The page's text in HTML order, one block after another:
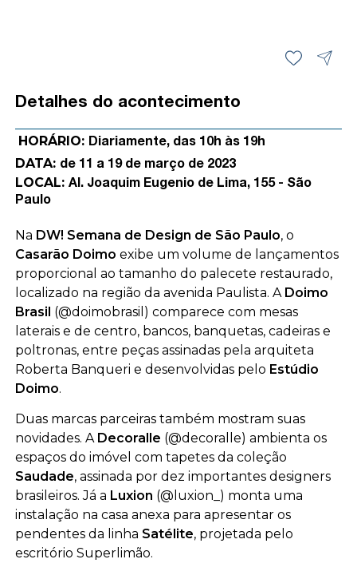
Detalhes do acontecimento
HORÁRIO: Diariamente, das 10h às 19h
DATA: de 11 a 19 de março de 2023
LOCAL: Al. Joaquim Eugenio de Lima, 155 - São
Paulo
Na DW! Semana de Design de São Paulo, o
Casarão Doimo exibe um volume de lançamentos
proporcional ao tamanho do palecete restaurado,
localizado na região da avenida Paulista. A Doimo
Brasil (@doimobrasil) comparece com mesas
laterais e de centro, bancos, banquetas, cadeiras e
poltronas, entre peças assinadas pela arquiteta
Roberta Banqueri e desenvolvidas pelo Estúdio
Doimo.
Duas marcas parceiras também mostram suas
novidades. ADecoralle (@decoralle) ambienta os
espaços do imóvel com tapetes da coleção
Saudade, assinada por dez importantes designers
brasileiros. Já a Luxion (@luxion_) monta uma
instalação na casa anexa para apresentar os
pendentes da linha Satélite, projetada pelo
escritório Superlimão.